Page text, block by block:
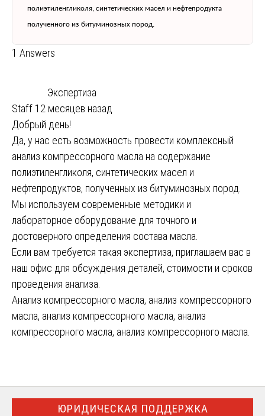
полиэтиленгликоля, синтетических масел и нефтепродукта
полученного из битуминозных пород.
1 Answers
Экспертиза
Staff 12 месяцев назад
Добрый день!
Да, у нас есть возможность провести комплексный
анализ компрессорного масла на содержание
полиэтиленгликоля, синтетических масел и
нефтепродуктов, полученных из битуминозных пород.
Мы используем современные методики и
лабораторное оборудование для точного и
достоверного определения состава масла.
Если вам требуется такая экспертиза, приглашаем вас в
наш офис для обсуждения деталей, стоимости и сроков
проведения анализа.
Анализ компрессорного масла, анализ компрессорного
масла, анализ компрессорного масла, анализ
компрессорного масла, анализ компрессорного масла.
ЮРИДИЧЕСКАЯ ПОДДЕРЖКА